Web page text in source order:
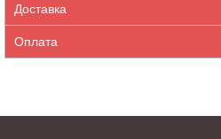
Доставка
Оплата